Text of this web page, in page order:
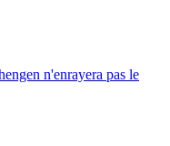
n'enrayera pas le